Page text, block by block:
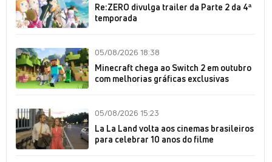
Re:ZERO divulga trailer da Parte 2 da 4ª
temporada
05/08/2026 18:38
Minecraft chega ao Switch 2 em outubro
com melhorias gráficas exclusivas
05/08/2026 15:23
La La Land volta aos cinemas brasileiros
para celebrar 10 anos do filme